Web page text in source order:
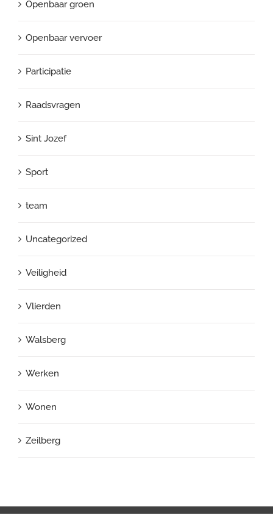
Openbaar groen
Openbaar vervoer
Participatie
Raadsvragen
Sint Jozef
Sport
team
Uncategorized
Veiligheid
Vlierden
Walsberg
Werken
Wonen
Zeilberg